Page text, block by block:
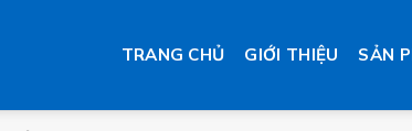
TRANG CHỦ GIỚI THIỆU SẢN